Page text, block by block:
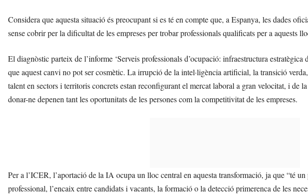
Considera que aquesta situació és preocupant si es té en compte que, a Espanya, les dades
sense cobrir per la dificultat de les empreses per trobar professionals qualificats per a aquests
El diagnòstic parteix de l’informe ‘Serveis professionals d’ocupació: infraestructura estratègica
que aquest canvi no pot ser cosmètic. La irrupció de la intel·ligència artificial, la transició
talent en sectors i territoris concrets estan reconfigurant el mercat laboral a gran velocitat, i de
donar-ne depenen tant les oportunitats de les persones com la competitivitat de les empreses.
Per a l’ICER, l’aportació de la IA ocupa un lloc central en aquesta transformació, ja que “té
professional, l’encaix entre candidats i vacants, la formació o la detecció primerenca de les